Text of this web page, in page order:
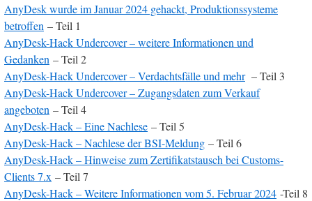
AnyDesk wurde im Januar 2024 gehackt, Produktionssysteme
betroffen – Teil 1
AnyDesk-Hack Undercover – weitere Informationen und
Gedanken – Teil 2
AnyDesk-Hack Undercover – Verdachtsfälle und mehr– Teil 3
AnyDesk-Hack Undercover – Zugangsdaten zum Verkauf
angeboten – Teil 4
AnyDesk-Hack – Eine Nachlese – Teil 5
AnyDesk-Hack – Nachlese der BSI-Meldung – Teil 6
AnyDesk-Hack – Hinweise zum Zertifikatstausch bei Customs-
Clients 7.x – Teil 7
AnyDesk-Hack – Weitere Informationen vom 5. Februar 2024 -Teil 8